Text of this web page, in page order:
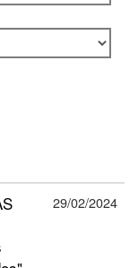
29/02/2024